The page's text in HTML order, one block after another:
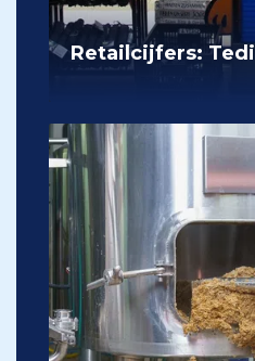
Retailcijfers: Tedi